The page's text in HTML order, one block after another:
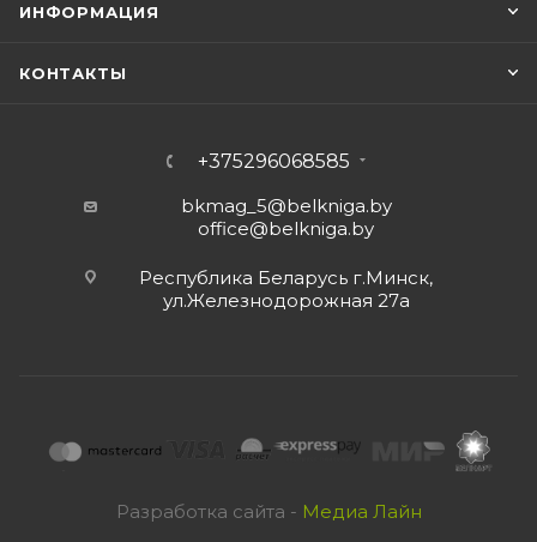
ИНФОРМАЦИЯ
КОНТАКТЫ
+375296068585
bkmag_5@belkniga.by
office@belkniga.by
Республика Беларусь г.Минск,
ул.Железнодорожная 27а
Разработка сайта - Медиа Лайн